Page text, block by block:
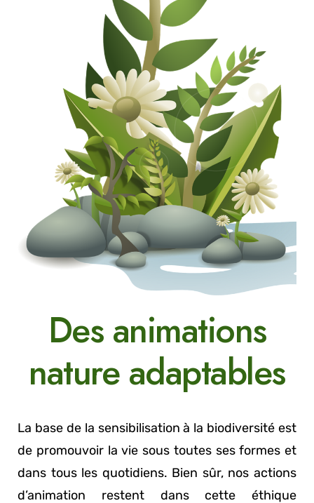
Des animations
nature adaptables
La base de la sensibilisation à la biodiversité est
de promouvoir la vie sous toutes ses formes et
dans tous les quotidiens. Bien sûr, nos actions
d’animation restent dans cette éthique